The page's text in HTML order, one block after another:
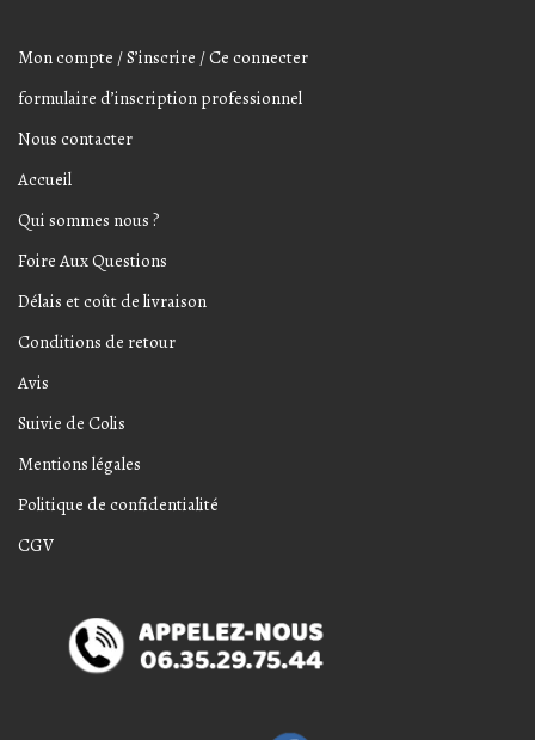
Mon compte / S’inscrire / Ce connecter
formulaire d’inscription professionnel
Nous contacter
Accueil
Qui sommes nous ?
Foire Aux Questions
Délais et coût de livraison
Conditions de retour
Avis
Suivie de Colis
Mentions légales
Politique de confidentialité
CGV